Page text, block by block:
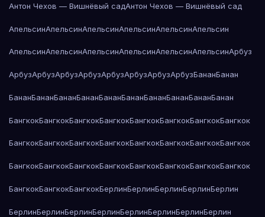
Антон Чехов — Вишнёвый садАнтон Чехов — Вишнёвый сад
АпельсинАпельсинАпельсинАпельсинАпельсинАпельсин
АпельсинАпельсинАпельсинАпельсинАпельсинАпельсинАрбуз
АрбузАрбузАрбузАрбузАрбузАрбузАрбузАрбузБананБанан
БананБананБананБананБананБананБананБананБананБанан
БангкокБангкокБангкокБангкокБангкокБангкокБангкокБангкок
БангкокБангкокБангкокБангкокБангкокБангкокБангкокБангкок
БангкокБангкокБангкокБангкокБангкокБангкокБангкокБангкок
БангкокБангкокБангкокБерлинБерлинБерлинБерлинБерлин
БерлинБерлинБерлинБерлинБерлинБерлинБерлинБерлин